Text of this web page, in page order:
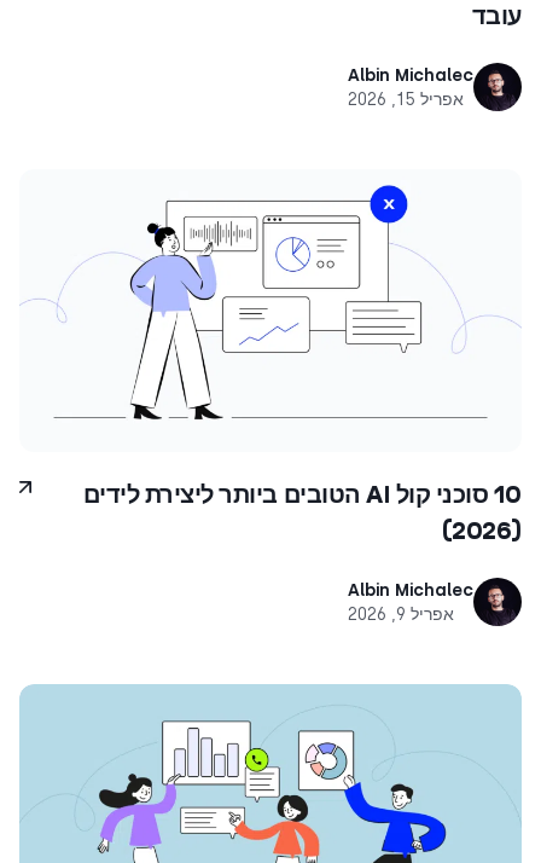
עובד
Albin Michalec
אפריל 15, 2026
10 סוכני קול AI הטובים ביותר ליצירת לידים
(2026)
Albin Michalec
אפריל 9, 2026